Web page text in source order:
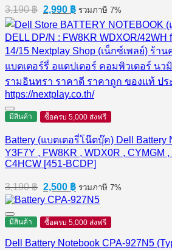
3,190฿ Original
price
was:
3,190 ฿.
2,990 ฿Current
price
is:
2,990 ฿.
รวมภาษี 7%
มีสินค้า ซื้อครบ 5,000 ส่งฟรี
Battery (แบตเตอรี่โน๊ตบุ๊ค) Dell Battery
Y3F7Y , FW8KR , WDX0R , CYMGM
C4HCW [451-BCDP]
3,190฿ Original
price
was:
3,190 ฿.
2,500 ฿Current
price
is:
2,500 ฿.
รวมภาษี 7%
มีสินค้า ซื้อครบ 5,000 ส่งฟรี
Dell Battery Notebook CPA-927N5